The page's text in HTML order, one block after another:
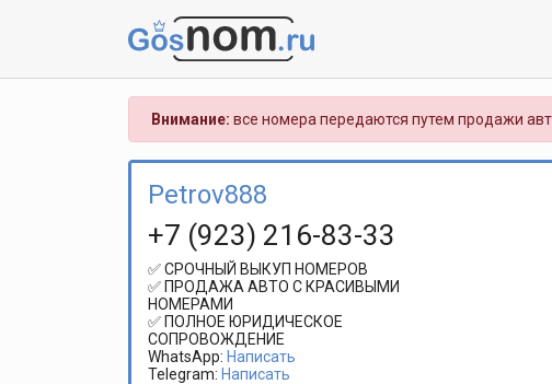
Внимание: все номера передаются путем продажи
Petrov888
+7 (923) 216-83-33
✅ СРОЧНЫЙ ВЫКУП НОМЕРОВ
✅ ПРОДАЖА АВТО С КРАСИВЫМИ
НОМЕРАМИ
✅ ПОЛНОЕ ЮРИДИЧЕСКОЕ
СОПРОВОЖДЕНИЕ
WhatsApp: Написать
Telegram: Написать